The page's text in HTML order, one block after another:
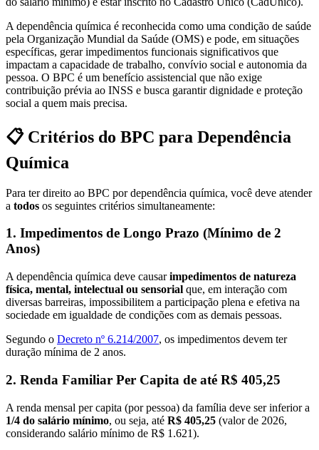
A dependência química é reconhecida como uma condição de saúde
pela Organização Mundial da Saúde (OMS) e pode, em situações
específicas, gerar impedimentos funcionais significativos que
impactam a capacidade de trabalho, convívio social e autonomia da
pessoa. O BPC é um benefício assistencial que não exige
contribuição prévia ao INSS e busca garantir dignidade e proteção
social a quem mais precisa.
📋 Critérios do BPC para Dependência
Química
Para ter direito ao BPC por dependência química, você deve atender
a todos os seguintes critérios simultaneamente:
1. Impedimentos de Longo Prazo (Mínimo de 2
Anos)
A dependência química deve causar impedimentos de natureza
física, mental, intelectual ou sensorial que, em interação com
diversas barreiras, impossibilitem a participação plena e efetiva na
sociedade em igualdade de condições com as demais pessoas.
Segundo o Decreto nº 6.214/2007, os impedimentos devem ter
duração mínima de 2 anos.
2. Renda Familiar Per Capita de até R$ 405,25
A renda mensal per capita (por pessoa) da família deve ser inferior a
1/4 do salário mínimo, ou seja, até R$ 405,25 (valor de 2026,
considerando salário mínimo de R$ 1.621).